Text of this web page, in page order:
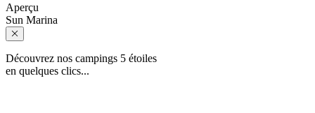
Aperçu
Sun Marina
Découvrez nos campings 5 étoiles
en quelques clics...